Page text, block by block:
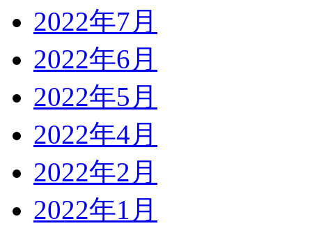
2022年7月
2022年6月
2022年5月
2022年4月
2022年2月
2022年1月